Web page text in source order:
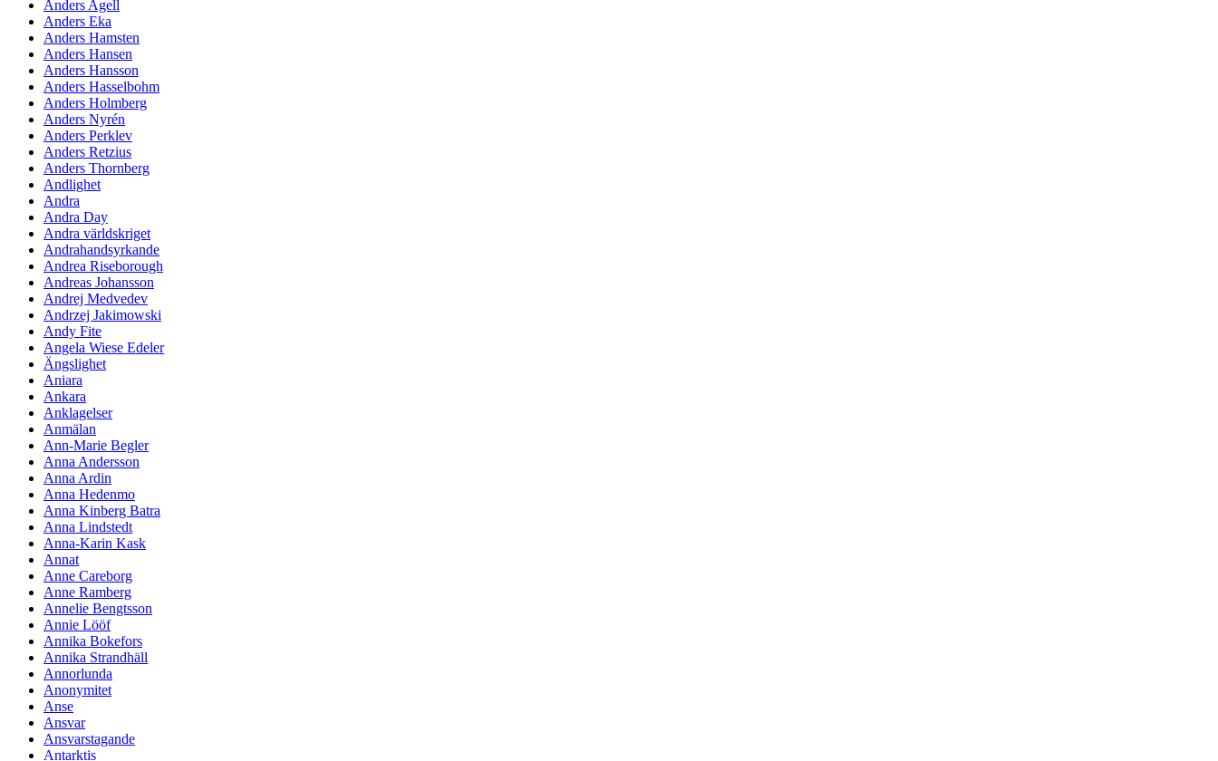
Anders Agell
Anders Eka
Anders Hamsten
Anders Hansen
Anders Hansson
Anders Hasselbohm
Anders Holmberg
Anders Nyrén
Anders Perklev
Anders Retzius
Anders Thornberg
Andlighet
Andra
Andra Day
Andra världskriget
Andrahandsyrkande
Andrea Riseborough
Andreas Johansson
Andrej Medvedev
Andrzej Jakimowski
Andy Fite
Angela Wiese Edeler
Ängslighet
Aniara
Ankara
Anklagelser
Anmälan
Ann-Marie Begler
Anna Andersson
Anna Ardin
Anna Hedenmo
Anna Kinberg Batra
Anna Lindstedt
Anna-Karin Kask
Annat
Anne Careborg
Anne Ramberg
Annelie Bengtsson
Annie Lööf
Annika Bokefors
Annika Strandhäll
Annorlunda
Anonymitet
Anse
Ansvar
Ansvarstagande
Antarktis